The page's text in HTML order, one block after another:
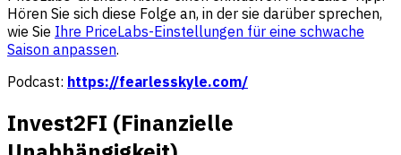
Hören Sie sich diese Folge an, in der sie darüber sprechen,
wie Sie Ihre PriceLabs-Einstellungen für eine schwache
Saison anpassen.
Podcast: https://fearlesskyle.com/
Invest2FI (Finanzielle